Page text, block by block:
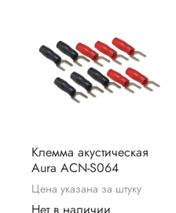
Клемма акустическая
Aura ACN-S064
Цена указана за штуку